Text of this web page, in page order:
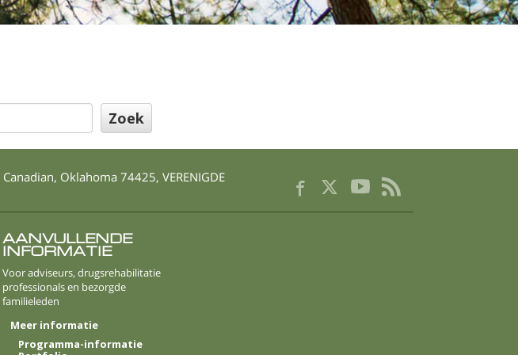
Chinees
Canadian, Oklahoma 74425, VERENIGDE
AANVULLENDE
INFORMATIE
Voor adviseurs, drugsrehabilitatie
professionals en bezorgde
familieleden
Meer informatie
Programma-informatie